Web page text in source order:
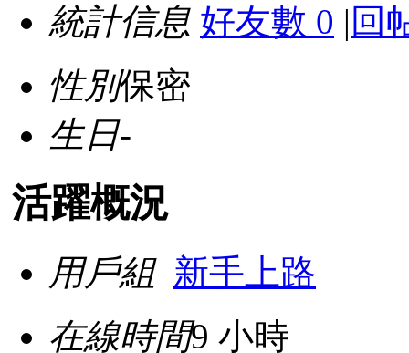
統計信息 好友數 0 | 回
性別保密
生日-
活躍概況
用戶組 新手上路
在線時間9 小時